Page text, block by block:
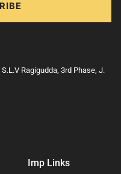
Ragigudda, 3rd Phase, J.
Imp Links